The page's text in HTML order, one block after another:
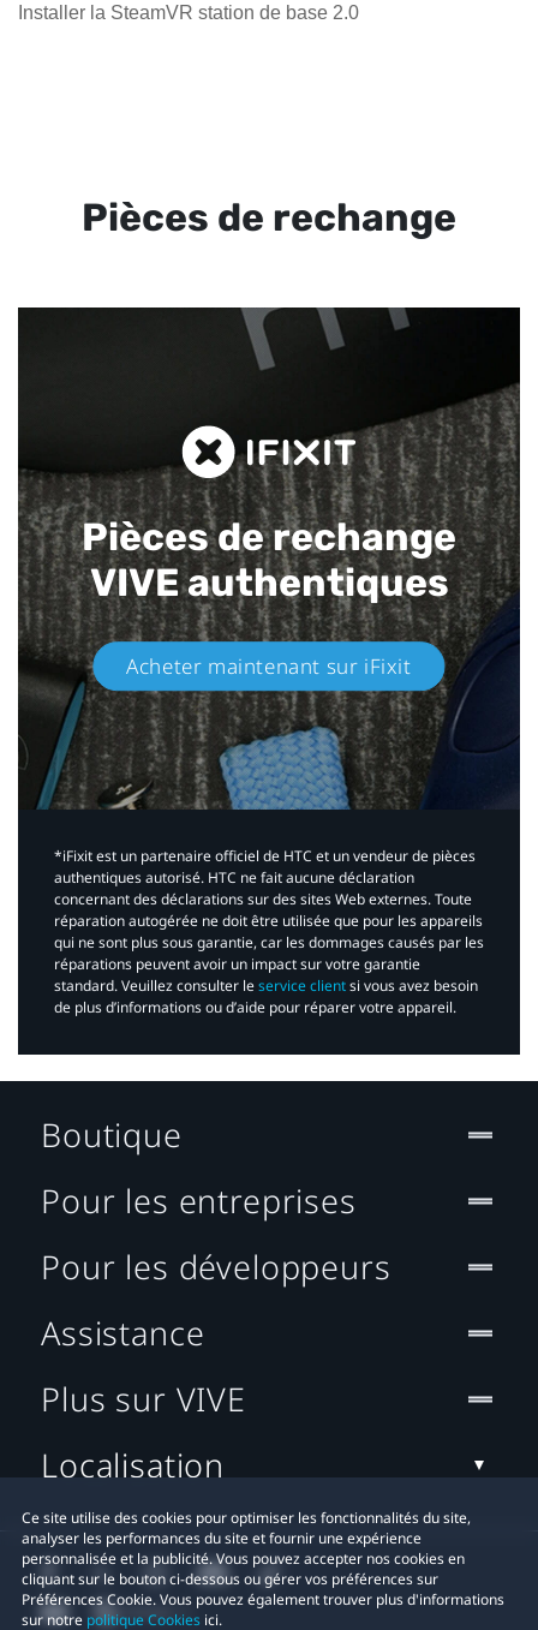
Installer la SteamVR station de base 2.0
Pièces de rechange
Pièces de rechange
VIVE authentiques​
Acheter maintenant sur iFixit​
*iFixit est un partenaire officiel de HTC et un vendeur de pièces
authentiques autorisé. HTC ne fait aucune déclaration
concernant des déclarations sur des sites Web externes. Toute
réparation autogérée ne doit être utilisée que pour les appareils
qui ne sont plus sous garantie, car les dommages causés par les
réparations peuvent avoir un impact sur votre garantie
standard. Veuillez consulter leservice clientsi vous avez besoin
de plus d’informations ou d’aide pour réparer votre appareil.​
Ce site utilise des cookies pour optimiser les fonctionnalités du site,
analyser les performances du site et fournir une expérience
personnalisée et la publicité. Vous pouvez accepter nos cookies en
cliquant sur le bouton ci-dessous ou gérer vos préférences sur
Préférences Cookie. Vous pouvez également trouver plus d'informations
sur notre politique Cookies ici.
Boutique
Pour les entreprises
Pour les développeurs
Assistance
Plus sur VIVE
Localisation